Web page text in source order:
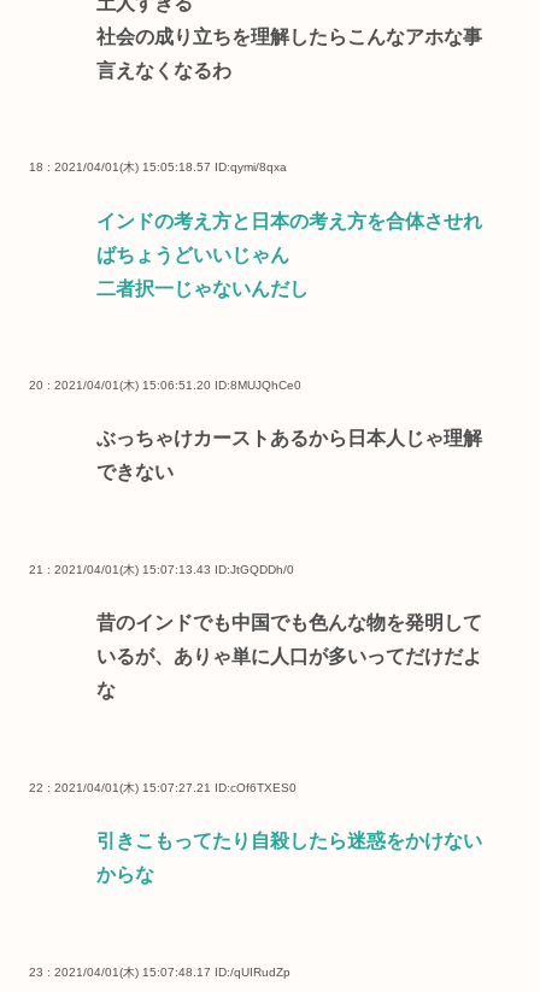
社会の成り立ちを理解したらこんなアホな事
言えなくなるわ
18 : 2021/04/01(木) 15:05:18.57 ID:qymi/8qxa
インドの考え方と日本の考え方を合体させれ
ばちょうどいいじゃん
二者択一じゃないんだし
20 : 2021/04/01(木) 15:06:51.20 ID:8MUJQhCe0
ぶっちゃけカーストあるから日本人じゃ理解
できない
21 : 2021/04/01(木) 15:07:13.43 ID:JtGQDDh/0
昔のインドでも中国でも色んな物を発明して
いるが、ありゃ単に人口が多いってだけだよ
な
22 : 2021/04/01(木) 15:07:27.21 ID:cOf6TXES0
引きこもってたり自殺したら迷惑をかけない
からな
23 : 2021/04/01(木) 15:07:48.17 ID:/qUIRudZp